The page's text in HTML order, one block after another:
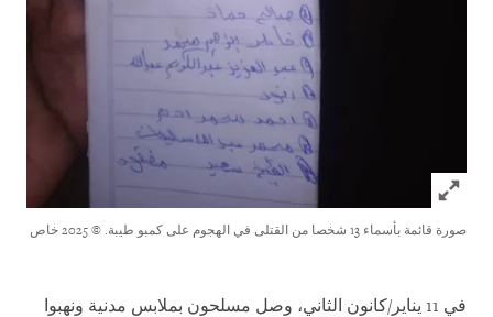
Click to expand Image
صورة قائمة بأسماء 13 شخصا من القتلى في الهجوم على كمبو طيبة. © 2025 خاص
في 11 يناير/كانون الثاني، وصل مسلحون بملابس مدنية ونهبوا